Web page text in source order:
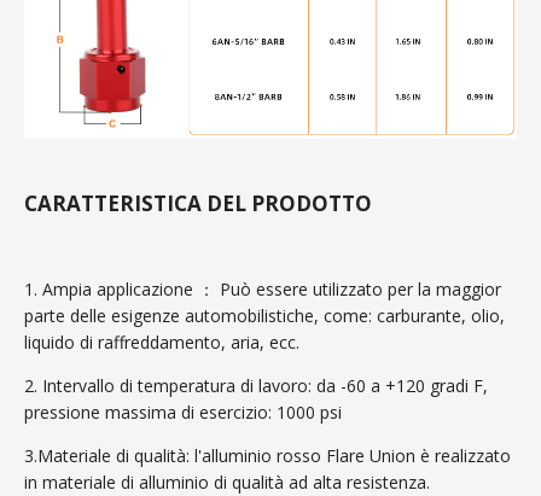
CARATTERISTICA DEL PRODOTTO
1. Ampia applicazione ： Può essere utilizzato per la maggior
parte delle esigenze automobilistiche, come: carburante, olio,
liquido di raffreddamento, aria, ecc.
2. Intervallo di temperatura di lavoro: da -60 a +120 gradi F,
pressione massima di esercizio: 1000 psi
3.Materiale di qualità: l'alluminio rosso Flare Union è realizzato
in materiale di alluminio di qualità ad alta resistenza.